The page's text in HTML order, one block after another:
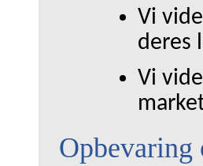
Vi
deres
Vi
Opbevaring